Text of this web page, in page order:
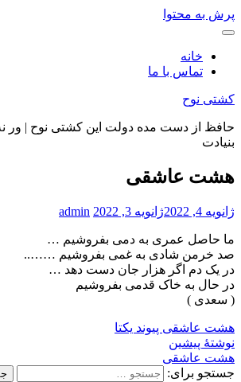
پرش به محتوا
خانه
تماس با ما
کشتی نوح
حافظ از دست مده دولت این کشتی نوح | ور
بنیادت
هشت عاشقی
ژانویه 4, 2022 ژانویه 3, 2022 admin
ما حاصل عمری به دمی بفروشیم …
صد خرمن شادی به غمی بفروشیم ……..
در یک دم اگر هزار جان دست دهد …
در حال به خاک قدمی بفروشیم
( سعدی )
هشت عاشقی پیوند یکتا
نوشتهٔ پیشین
هشت عاشقی
جستجو برای: